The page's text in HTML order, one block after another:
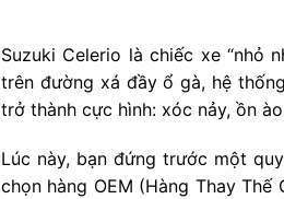
Suzuki Celerio là chiếc xe “nhỏ
trên đường xá đầy ổ gà, hệ thống
trở thành cực hình: xóc nảy, ồn
Lúc này, bạn đứng trước một
chọn hàng OEM (Hàng Thay